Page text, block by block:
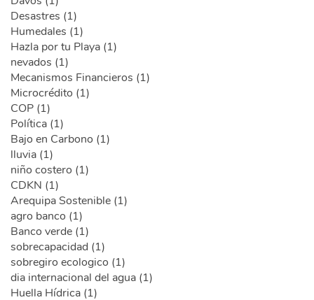
Desastres (1)
Humedales (1)
Hazla por tu Playa (1)
nevados (1)
Mecanismos Financieros (1)
Microcrédito (1)
COP (1)
Política (1)
Bajo en Carbono (1)
lluvia (1)
niño costero (1)
CDKN (1)
Arequipa Sostenible (1)
agro banco (1)
Banco verde (1)
sobrecapacidad (1)
sobregiro ecologico (1)
dia internacional del agua (1)
Huella Hídrica (1)